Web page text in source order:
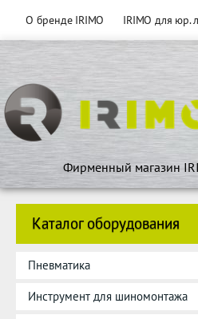
О бренде IRIMO IRIMO для юр.
Фирменный магазин
Каталог оборудования
Пневматика
Инструмент для шиномонтажа